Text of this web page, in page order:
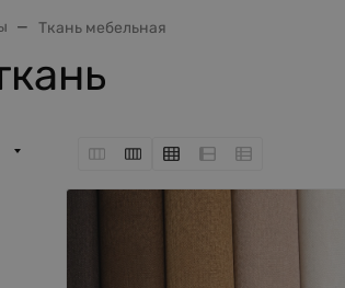
Ткань мебельная